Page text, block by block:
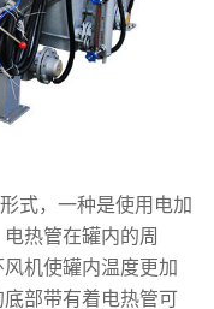
式，一种是使用电加
热管在罐内的周
机使罐内温度更加
部带有着电热管可